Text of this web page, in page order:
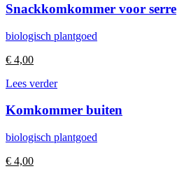
Snackkomkommer voor serre
biologisch plantgoed
€ 4,00
Lees verder
Komkommer buiten
biologisch plantgoed
€ 4,00